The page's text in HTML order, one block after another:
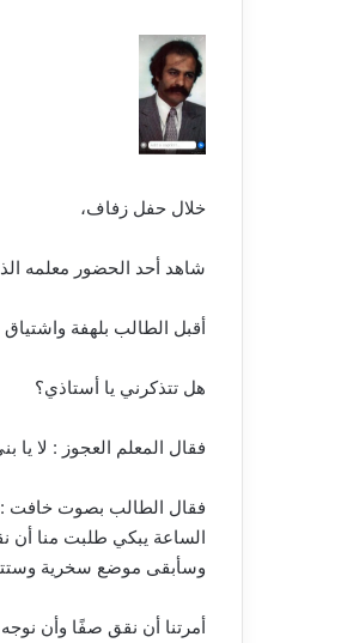
خلال ﺣﻔﻞ ﺯﻓﺎﻑ،
ﺷﺎﻫﺪ ﺃﺣﺪ ﺍﻟﺤﻀﻮﺭ ﻣﻌﻠﻤﻪ ﺍﻟﺬﻱ
ﺃﻗﺒﻞ ﺍﻟﻄﺎﻟﺐ ﺑﻠﻬﻔﺔ
ﻫﻞ ﺗﺘﺬﻛﺮﻧﻲ ﻳﺎ ﺃﺳﺘﺎﺫﻱ؟
ﻓﻘﺎﻝ ﺍﻟﻤﻌﻠﻢ ﺍﻟﻌﺠﻮﺯ : ﻻ ﻳﺎ
ﻓﻘﺎﻝ ﺍﻟﻄﺎﻟﺐ ﺑﺼﻮﺕ ﺧﺎﻓﺖ :
ﺍﻟﺴﺎﻋﺔ ﻳﺒﻜﻲ ﻃﻠﺒﺖ ﻣﻨﺎ ﺃﻥ
ﻭﺳﺄﺑﻘﻰ ﻣﻮﺿﻊ ﺳﺨﺮﻳﺔ
ﺃﻣﺮﺗﻨﺎ ﺃﻥ ﻧﻘﻖ ﺻﻔًﺎ ﻭﺃﻥ